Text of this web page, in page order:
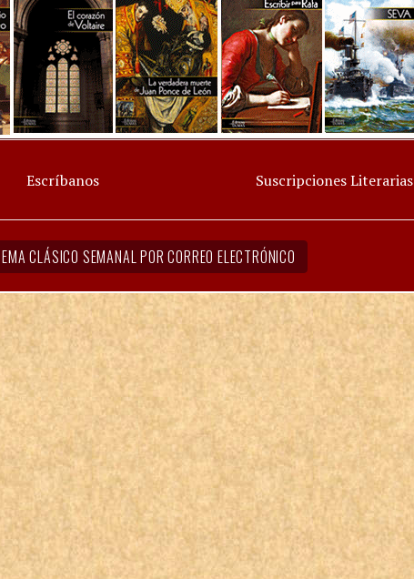
Escríbanos Suscripciones Literarias
CLÁSICO SEMANAL POR CORREO ELECTRÓNICO